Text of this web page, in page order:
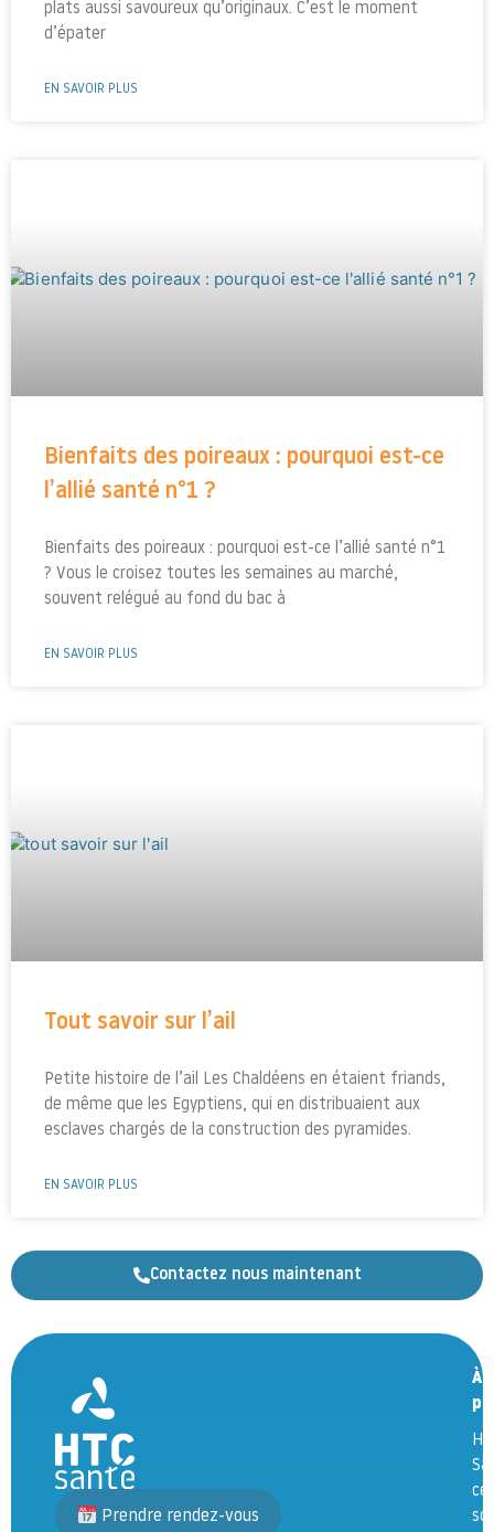
plats aussi savoureux qu’originaux. C’est le moment
d’épater
EN SAVOIR PLUS
Bienfaits des poireaux : pourquoi est-ce
l’allié santé n°1 ?
Bienfaits des poireaux : pourquoi est-ce l’allié santé n°1
? Vous le croisez toutes les semaines au marché,
souvent relégué au fond du bac à
EN SAVOIR PLUS
Tout savoir sur l’ail
Petite histoire de l’ail Les Chaldéens en étaient friands,
de même que les Egyptiens, qui en distribuaient aux
esclaves chargés de la construction des pyramides.
EN SAVOIR PLUS
Contactez nous maintenant
Prendre rendez-vous
À
ce